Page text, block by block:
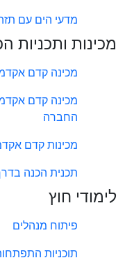
מדעי הים עם תזה MSC
מכינות ותכניות
מכינה קדם
מכינה קדם
החברה
מכינות קדם
תכנית הכנה
לימודי חוץ
פיתוח מנהלים
תוכניות